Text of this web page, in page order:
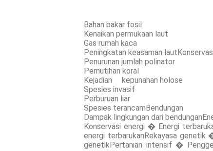
Bahan bakar fosil
Kenaikan permukaan laut
Gas rumah kaca
Peningkatan keasaman
Penurunan jumlah polinator
Pemutihan koral
Kejadian kepunahan holose
Spesies invasif
Perburuan liar
Spesies terancamBendungan
Dampak lingkungan dari
Konservasi energi � Energi
energi terbarukanRekayasa
genetikPertanian intensif �